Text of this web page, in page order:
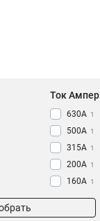
Ток Ампер
630А 1
500А 1
315А 1
200А 1
160А 1
125А 1
100А 1